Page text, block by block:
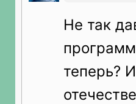
Не так
теперь?